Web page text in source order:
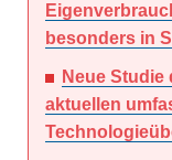
besonders in
Neue Studie
aktuellen